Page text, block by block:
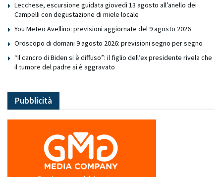
Lecchese, escursione guidata giovedì 13 agosto all’anello dei
Campelli con degustazione di miele locale
You Meteo Avellino: previsioni aggiornate del 9 agosto 2026
Oroscopo di domani 9 agosto 2026: previsioni segno per segno
“Il cancro di Biden si è diffuso”: il figlio dell’ex presidente rivela che
il tumore del padre si è aggravato
Pubblicità